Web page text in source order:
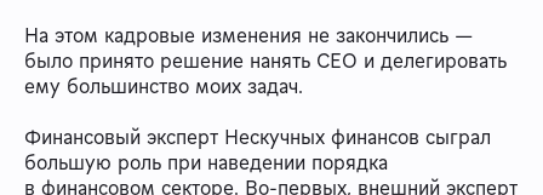
На этом кадровые изменения не закончились —
было принято решение нанять СЕО и делегировать
ему большинство моих задач.
Финансовый эксперт Нескучных финансов сыграл
большую роль при наведении порядка
в финансовом секторе. Во-первых, внешний эксперт